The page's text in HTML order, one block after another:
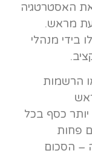
האסטרטגיה
מראש.
בידי מנהלי
הרשמות
יותר כסף בכל
פחות
– הסכום